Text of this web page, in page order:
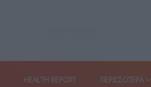
HEALTH REPORT ΠΕΡΙΣΣΌΤΕΡΑ